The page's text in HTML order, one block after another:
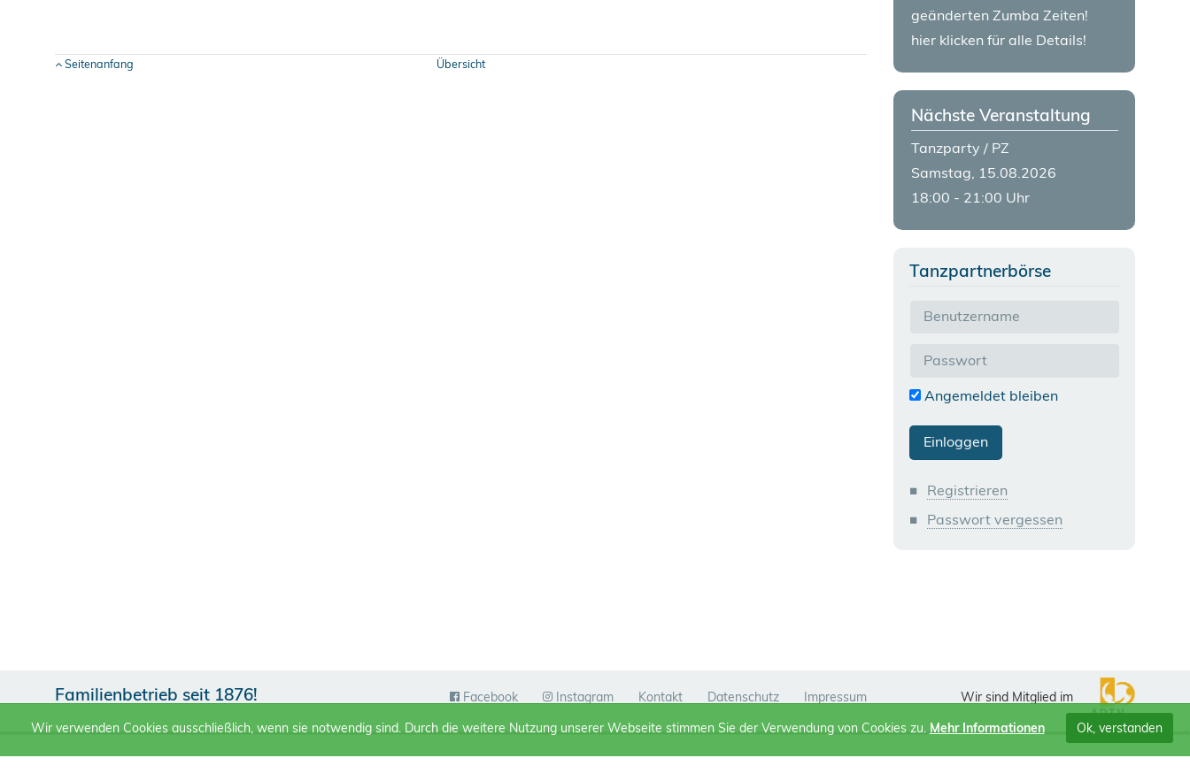
Seitenanfang Übersicht
geänderten Zumba Zeiten!
hier klicken für alle Details!
Nächste Veranstaltung
Tanzparty / PZ
Samstag, 15.08.2026
18:00 - 21:00 Uhr
Tanzpartnerbörse
Angemeldet bleiben
Registrieren
Passwort vergessen
Familienbetrieb seit 1876! Facebook Instagram Kontakt Datenschutz Impressum
Wir sind Mitglied im
Wir verwenden Cookies ausschließlich, wenn sie notwendig sind. Durch die weitere Nutzung unserer Webseite stimmen Sie der Verwendung von Cookies zu. Mehr Informationen Ok, verstanden